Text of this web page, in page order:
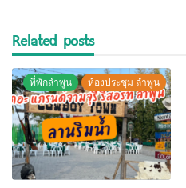
Related posts
ที่พักลำพูน ห้องประชุม ลำพูน